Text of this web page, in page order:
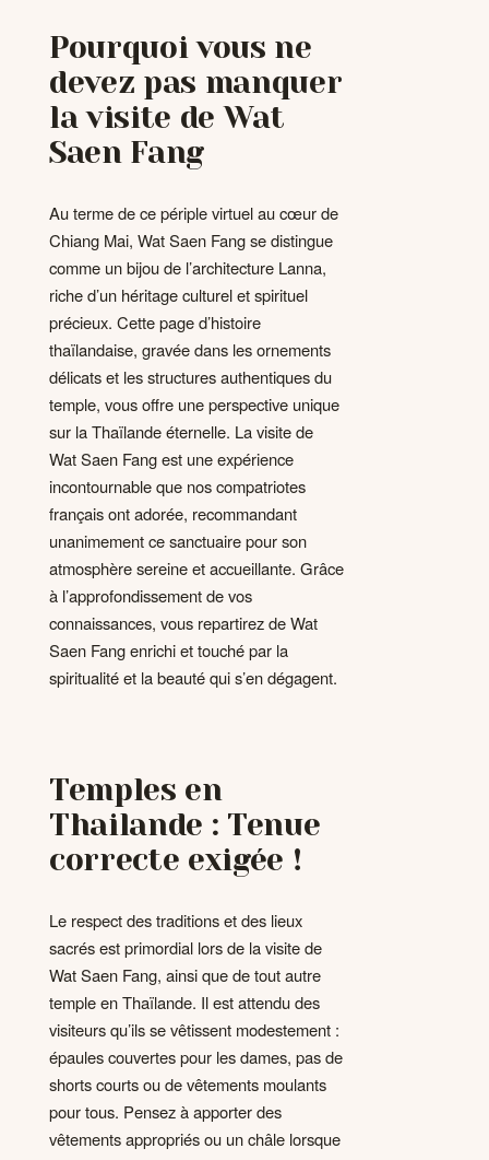
Pourquoi vous ne
devez pas manquer
la visite de Wat
Saen Fang
Au terme de ce périple virtuel au cœur de
Chiang Mai, Wat Saen Fang se distingue
comme un bijou de l’architecture Lanna,
riche d’un héritage culturel et spirituel
précieux. Cette page d’histoire
thaïlandaise, gravée dans les ornements
délicats et les structures authentiques du
temple, vous offre une perspective unique
sur la Thaïlande éternelle. La visite de
Wat Saen Fang est une expérience
incontournable que nos compatriotes
français ont adorée, recommandant
unanimement ce sanctuaire pour son
atmosphère sereine et accueillante. Grâce
à l’approfondissement de vos
connaissances, vous repartirez de Wat
Saen Fang enrichi et touché par la
spiritualité et la beauté qui s’en dégagent.
Temples en
Thailande : Tenue
correcte exigée !
Le respect des traditions et des lieux
sacrés est primordial lors de la visite de
Wat Saen Fang, ainsi que de tout autre
temple en Thaïlande. Il est attendu des
visiteurs qu’ils se vêtissent modestement :
épaules couvertes pour les dames, pas de
shorts courts ou de vêtements moulants
pour tous. Pensez à apporter des
vêtements appropriés ou un châle lorsque